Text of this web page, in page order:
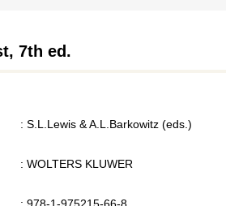
7th ed.
: S.L.Lewis & A.L.Barkowitz (eds.)
: WOLTERS KLUWER
: 978-1-975215-66-8